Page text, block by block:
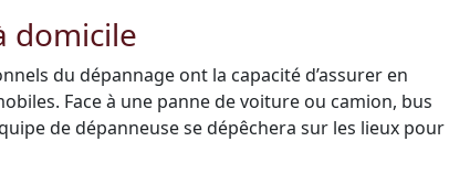
domicile
du dépannage ont la capacité d’assurer en
Face à une panne de voiture ou camion, bus
de dépanneuse se dépêchera sur les lieux pour